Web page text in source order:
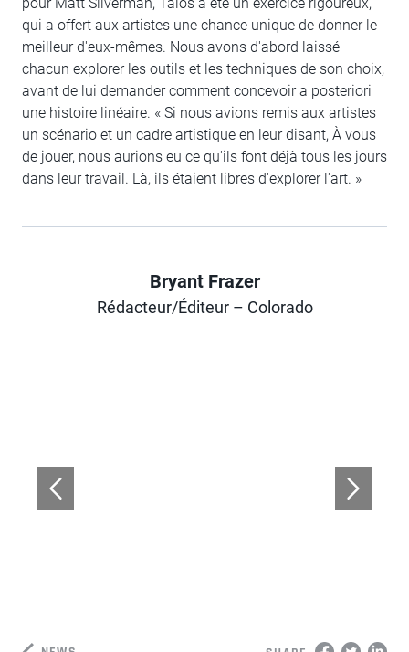
qui a offert aux artistes une chance unique de donner le
meilleur d'eux-mêmes. Nous avons d'abord laissé
chacun explorer les outils et les techniques de son choix,
avant de lui demander comment concevoir a posteriori
une histoire linéaire. « Si nous avions remis aux artistes
un scénario et un cadre artistique en leur disant, À vous
de jouer, nous aurions eu ce qu'ils font déjà tous les jours
dans leur travail. Là, ils étaient libres d'explorer l'art. »
Author
Bryant Frazer
Rédacteur/Éditeur – Colorado